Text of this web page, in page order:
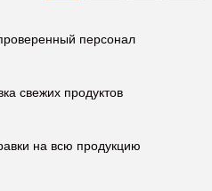
персонал
свежих продуктов
на всю продукцию